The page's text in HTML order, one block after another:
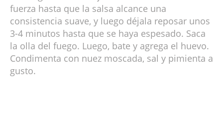
fuerza hasta que la salsa alcance una
consistencia suave, y luego déjala reposar unos
3-4 minutos hasta que se haya espesado. Saca
la olla del fuego. Luego, bate y agrega el huevo.
Condimenta con nuez moscada, sal y pimienta a
gusto.